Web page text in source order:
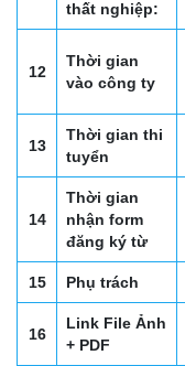
thất nghiệp:
12
Thời gian
vào công ty
13
Thời gian thi
tuyển
14
Thời gian
nhận form
đăng ký từ
15 Phụ trách
16
Link File Ảnh
+ PDF